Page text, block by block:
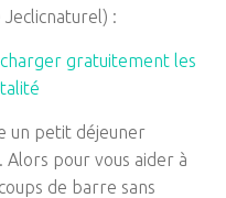
Jeclicnaturel) :
gratuitement les
un petit déjeuner
pour vous aider à
de barre sans